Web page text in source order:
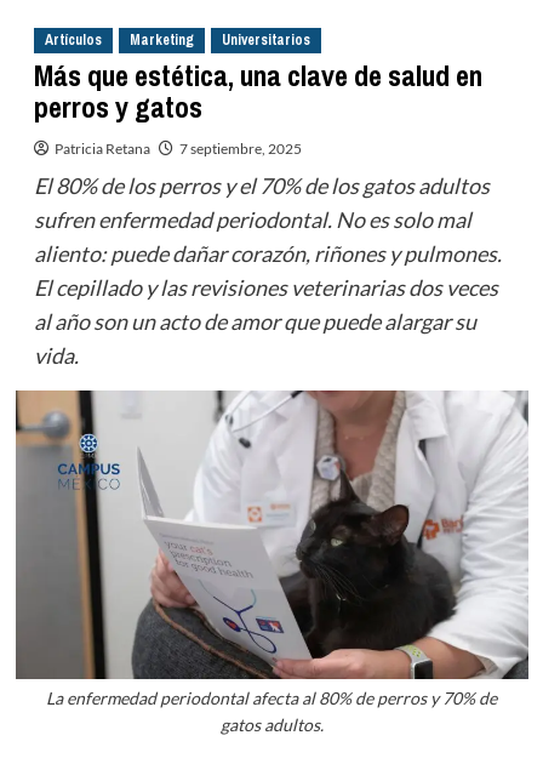
Artículos Marketing Universitarios
Más que estética, una clave de salud en
perros y gatos
Patricia Retana 7 septiembre, 2025
El 80% de los perros y el 70% de los gatos adultos
sufren enfermedad periodontal. No es solo mal
aliento: puede dañar corazón, riñones y pulmones.
El cepillado y las revisiones veterinarias dos veces
al año son un acto de amor que puede alargar su
vida.
La enfermedad periodontal afecta al 80% de perros y 70% de
gatos adultos.